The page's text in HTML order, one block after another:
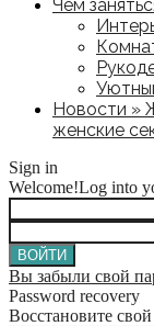
Чем
Новости »
женские
Sign in
Welcome!Log into
Вы забыли свой
Password recovery
Восстановите